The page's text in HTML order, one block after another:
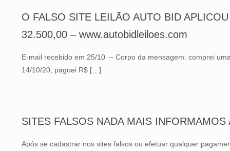
O FALSO SITE LEILÃO AUTO BID
32.500,00 – www.autobidleiloes.com
E-mail recebido em 25/10 – Corpo da mensagem: comprei
14/10/20, paguei R$ […]
SITES FALSOS NADA MAIS
Após se cadastrar nos sites falsos ou efetuar qualquer